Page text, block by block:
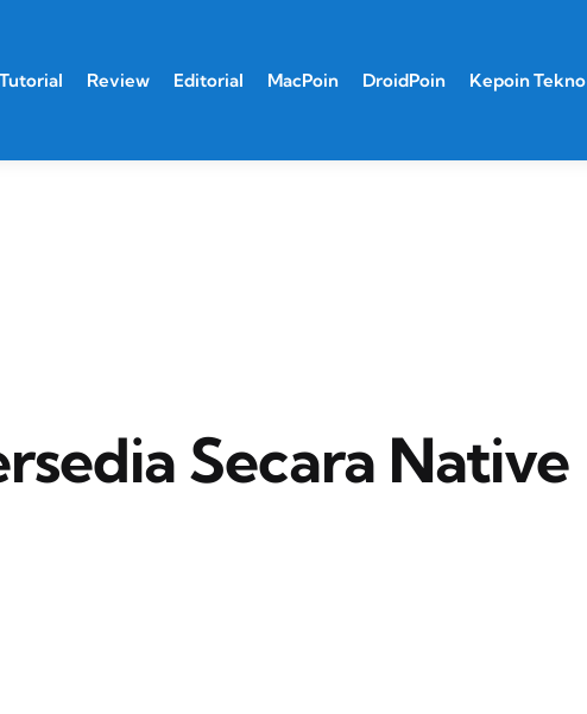
Tutorial Review Editorial MacPoin DroidPoin Kepoin Tekno
Secara Native